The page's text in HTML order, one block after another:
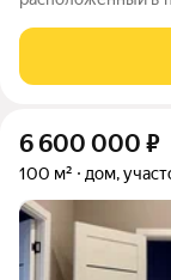
спокойной,
расположена в
6 600 000 ₽
100 м² дом,